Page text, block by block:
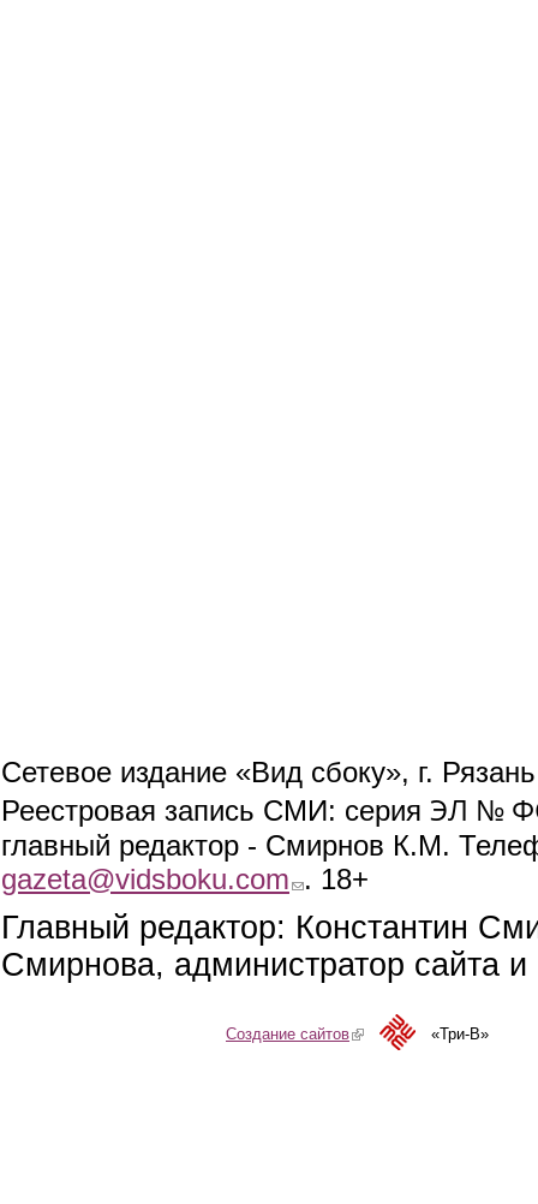
Сетевое издание «Вид сбоку», г.
Реестровая запись СМИ: серия ЭЛ №
главный редактор - Смирнов К.М.
gazeta@vidsboku.com (link sends e-mail)
. 18+
Главный редактор: Константин
Смирнова, администратор сайта
Создание сайтов(link is external)«Три-В»